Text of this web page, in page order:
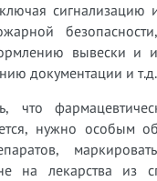
сигнализацию
вывески и
документации и т.д.
что
нужно особым
на лекарства из